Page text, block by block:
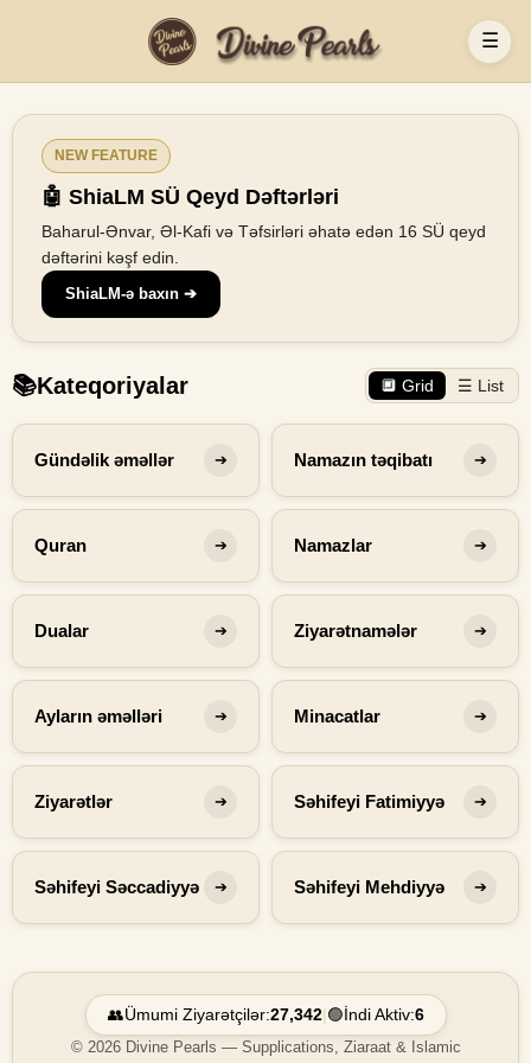
☰
NEW FEATURE
🤖 ShiaLM SÜ Qeyd Dəftərləri
Baharul-Ənvar, Əl-Kafi və Təfsirləri əhatə edən 16 SÜ qeyd
dəftərini kəşf edin.
ShiaLM-ə baxın ➔
📚Kateqoriyalar 🔲 Grid ☰ List
Gündəlik əməllər ➔ Namazın təqibatı ➔
Quran ➔ Namazlar ➔
Dualar ➔ Ziyarətnamələr ➔
Ayların əməlləri ➔ Minacatlar ➔
Ziyarətlər ➔ Səhifeyi Fatimiyyə ➔
Səhifeyi Səccadiyyə ➔ Səhifeyi Mehdiyyə ➔
👥Ümumi Ziyarətçilər:27,342| 🟢 İndi Aktiv:6
© 2026 Divine Pearls — Supplications, Ziaraat & Islamic